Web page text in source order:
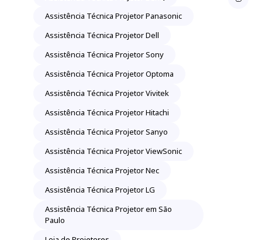
Assistência Técnica Projetor Panasonic
Assistência Técnica Projetor Dell
Assistência Técnica Projetor Sony
Assistência Técnica Projetor Optoma
Assistência Técnica Projetor Vivitek
Assistência Técnica Projetor Hitachi
Assistência Técnica Projetor Sanyo
Assistência Técnica Projetor ViewSonic
Assistência Técnica Projetor Nec
Assistência Técnica Projetor LG
Assistência Técnica Projetor em São
Paulo